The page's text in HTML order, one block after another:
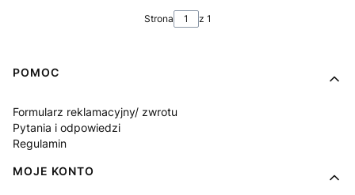
Strona z 1
Linki w stopce
POMOC
Formularz reklamacyjny/ zwrotu
Pytania i odpowiedzi
Regulamin
MOJE KONTO